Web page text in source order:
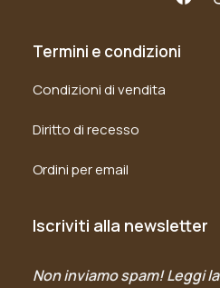
Termini e condizioni
Condizioni di vendita
Diritto di recesso
Ordini per email
Iscriviti alla newsletter
Non inviamo spam! Leggi